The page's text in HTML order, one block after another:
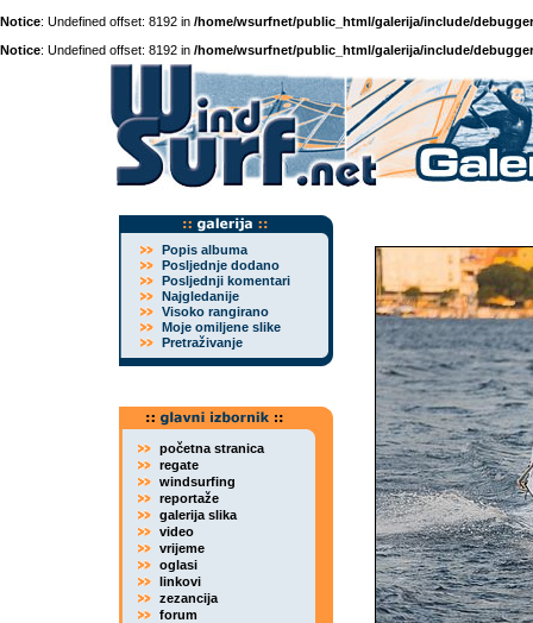
Notice: Undefined offset: 8192 in /home/wsurfnet/public_html/galerija/include/
Notice: Undefined offset: 8192 in /home/wsurfnet/public_html/galerija/include/
Popis albuma
Posljednje dodano
Posljednji komentari
Najgledanije
Visoko rangirano
Moje omiljene slike
Pretraživanje
početna stranica
regate
windsurfing
reportaže
galerija slika
video
vrijeme
oglasi
linkovi
zezancija
forum